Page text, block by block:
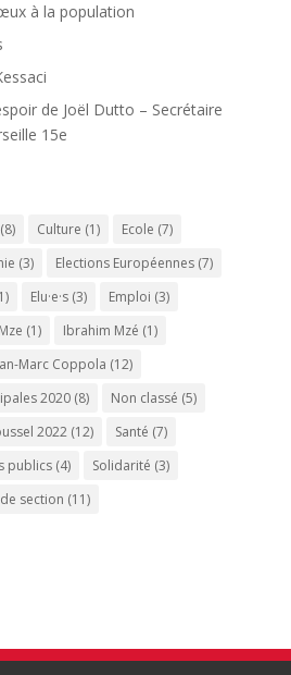
à la population
de Joël Dutto – Secrétaire
15e
Culture (1) Ecole (7)
(3) Elections Européennes(7)
Elu·e·s(3) Emploi (3)
(1) Ibrahim Mzé (1)
Marc Coppola (12)
2020(8) Non classé (5)
2022(12) Santé (7)
publics(4) Solidarité (3)
section (11)